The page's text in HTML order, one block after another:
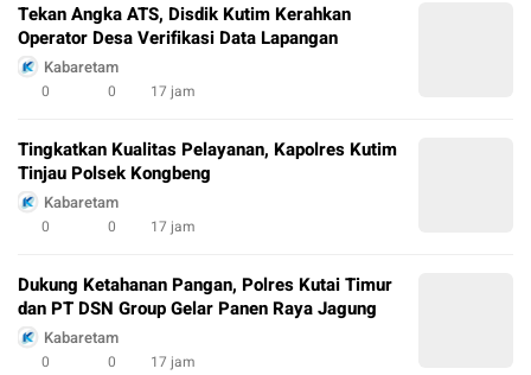
Tekan Angka ATS, Disdik Kutim Kerahkan
Operator Desa Verifikasi Data Lapangan
Kabaretam
0 0 17 jam
Tingkatkan Kualitas Pelayanan, Kapolres Kutim
Tinjau Polsek Kongbeng
Kabaretam
0 0 17 jam
Dukung Ketahanan Pangan, Polres Kutai Timur
dan PT DSN Group Gelar Panen Raya Jagung
Kabaretam
0 0 17 jam